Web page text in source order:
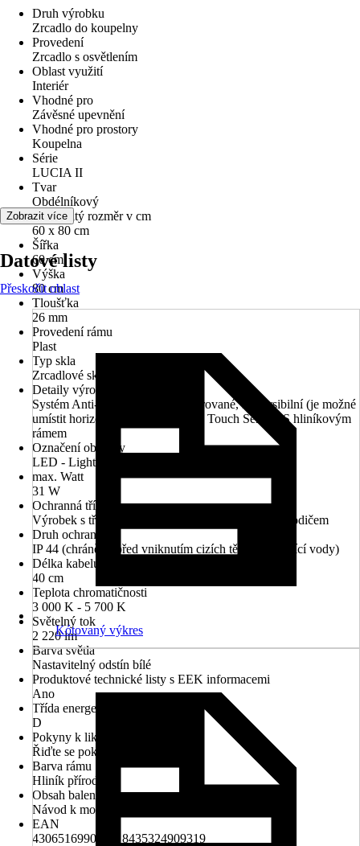
Druh výrobku
Zrcadlo do koupelny
Provedení
Zrcadlo s osvětlením
Oblast využití
Interiér
Vhodné pro
Závěsné upevnění
Vhodné pro prostory
Koupelna
Série
LUCIA II
Tvar
Obdélníkový
Jmenovitý rozměr v cm
60 x 80 cm
Šířka
60 cm
Výška
80 cm
Tloušťka
26 mm
Provedení rámu
Plast
Typ skla
Zrcadlové sklo
Detaily výrobku
Systém Anti-Fog, Osvětlení integrované, Reversibilní (je možné
umístit horizontálně či vertikálně), Touch Sensor, S hliníkovým
rámem
Označení objímky
LED - Light Ermitting Diode
max. Watt
31 W
Ochranná třída
Výrobek s třídou ochrany II s dvojitě izolovaným vodičem
Druh ochrany
IP 44 (chráněno před vniknutím cizích těles a stříkající vody)
Délka kabelu
40 cm
Teplota chromatičnosti
3 000 K - 5 700 K
Světelný tok
2 220 lm
Barva světla
Nastavitelný odstín bílé
Produktové technické listy s EEK informacemi
Ano
Třída energetické náročnosti
D
Pokyny k likvidaci
Řiďte se pokyny pro likvidaci
Barva rámu
Hliník přírodní
Obsah balení
Návod k montáži
EAN
4306516990184, 8435324909319
Zobrazit více
Datové listy
Přeskočit oblast
Kótovaný výkres